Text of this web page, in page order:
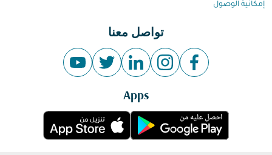
إمكانية الوصول
تواصل معنا
Apps